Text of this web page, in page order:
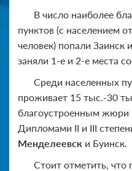
В число наиболее
пунктов (с населением
человек) попали Заинск
заняли 1-е и 2-е места
Среди населенных
проживает 15 тыс.-30
благоустроенным жюри
Дипломами II и III
Менделеевск и Буинск.
Стоит отметить,